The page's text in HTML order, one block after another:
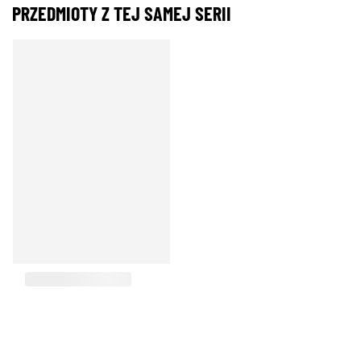
PRZEDMIOTY Z TEJ SAMEJ SERII